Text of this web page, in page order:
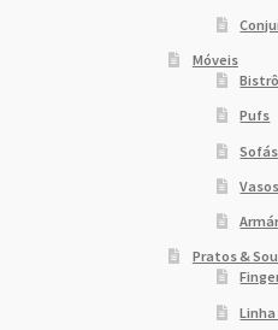
Móveis
Pufs
Sofás
Pratos &
Linha